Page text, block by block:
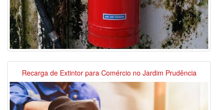
Recarga de Extintor para Comércio no Jardim Prudência